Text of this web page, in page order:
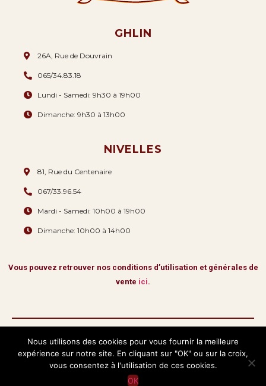
GHLIN
26A, Rue de Douvrain
065/34.83.18
Lundi - Samedi: 9h30 à 19h00
Dimanche: 9h30 à 13h00
NIVELLES
81, Rue du Centenaire
067/33.96.54
Mardi - Samedi: 10h00 à 19h00
Dimanche: 10h00 à 14h00
Vous pouvez retrouver nos conditions d’utilisation et générales de
vente ici.
Copyright © 2026 La Romana & Fils.
Tous droits réservés
Nous utilisons des cookies pour vous fournir la meilleure
expérience sur notre site. En cliquant sur "OK" ou sur la croix,
vous consentez à l'utilisation de ces cookies.
OK